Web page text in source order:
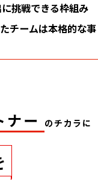
挑戦できる枠組み
チームは本格的な事
ナー のチカラに